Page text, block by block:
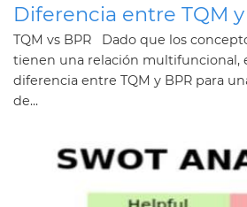
Diferencia entre TQM y
TQM vs BPR Dado que los
tienen una relación multifuncional,
diferencia entre TQM y BPR para
de...